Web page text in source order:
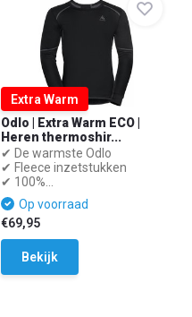
Extra Warm
Odlo | Extra Warm ECO |
Heren thermoshir...
✔ De warmste Odlo
✔ Fleece inzetstukken
✔ 100%...
Op voorraad
€69,95
Bekijk